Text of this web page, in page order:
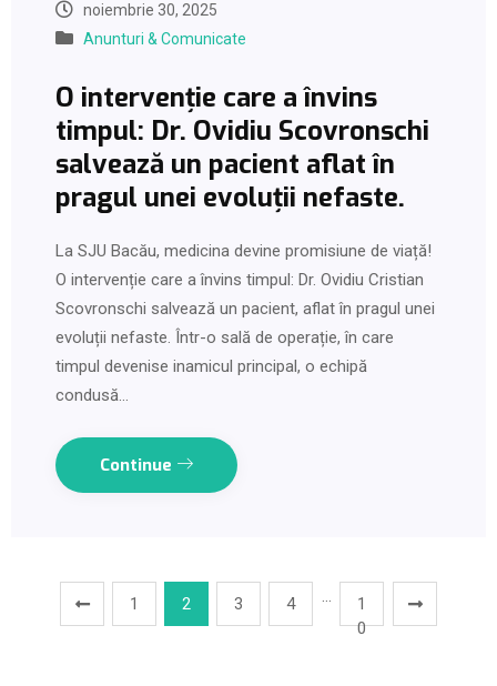
noiembrie 30, 2025
Anunturi & Comunicate
O intervenție care a învins
timpul: Dr. Ovidiu Scovronschi
salvează un pacient aflat în
pragul unei evoluții nefaste.
La SJU Bacău, medicina devine promisiune de viață!
O intervenție care a învins timpul: Dr. Ovidiu Cristian
Scovronschi salvează un pacient, aflat în pragul unei
evoluții nefaste. Într-o sală de operație, în care
timpul devenise inamicul principal, o echipă
condusă…
Continue
1 2 3 4 …
1
0